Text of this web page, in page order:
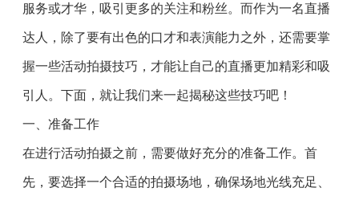
服务或才华，吸引更多的关注和粉丝。而作为一名直播
达人，除了要有出色的口才和表演能力之外，还需要掌
握一些活动拍摄技巧，才能让自己的直播更加精彩和吸
引人。下面，就让我们来一起揭秘这些技巧吧！
一、准备工作
在进行活动拍摄之前，需要做好充分的准备工作。首
先，要选择一个合适的拍摄场地，确保场地光线充足、